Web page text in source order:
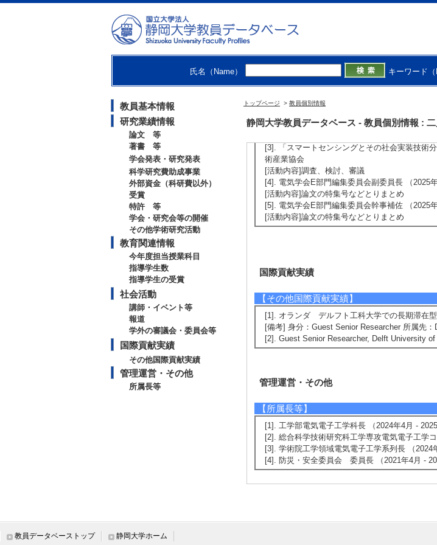
氏名（Name） キーワード（
教員基本情報
研究業績情報
論文 等
著書 等
学会発表・研究発表
科学研究費助成事業
外部資金（科研費以外）
受賞
特許 等
学会・研究会等の開催
その他学術研究活動
教育関連情報
今年度担当授業科目
指導学生数
指導学生の受賞
社会活動
講師・イベント等
報道
学外の審議会・委員会等
国際貢献実績
その他国際貢献実績
管理運営・その他
所属長等
トップページ > 教員個別情報
静岡大学教員データベース - 教員個別情報 :
[概要]斜面崩壊予知の研究と浜松市春野町での実
[備考] 静岡新聞朝刊25面
【学外の審議会・委員会等】
[1]. 電気学会E部門論文委員会主査 （2026年4月
[2]. スマートセンシングとフィジカルAI 技術
[3]. 「スマートセンシングとその社会実装技術
術産業協会
[活動内容]調査、検討、審議
[4]. 電気学会E部門編集委員会副委員長 （2025
[活動内容]論文の特集号などとりまとめ
[5]. 電気学会E部門編集委員会幹事補佐 （2025
[活動内容]論文の特集号などとりまとめ
国際貢献実績
【その他国際貢献実績】
[1]. オランダ デルフト工科大学での長期滞在
[備考] 身分：Guest Senior Researcher 所属先
[2]. Guest Senior Researcher, Delft University
管理運営・その他
【所属長等】
[1]. 工学部電気電子工学科長 （2024年4月 -
[2]. 総合科学技術研究科工学専攻電気電子工学
[3]. 学術院工学領域電気電子工学系列長 （2024
[4]. 防災・安全委員会 委員長 （2021年4月 -
教員データベーストップ 静岡大学ホーム